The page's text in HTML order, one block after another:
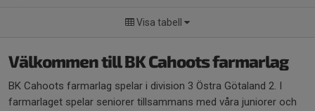
Visa tabell
Välkommen till BK Cahoots farmarlag
BK Cahoots farmarlag spelar i division 3 Östra Götaland 2. I
farmarlaget spelar seniorer tillsammans med våra juniorer och